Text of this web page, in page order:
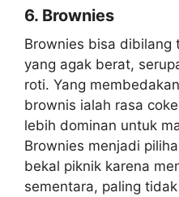
6. Brownies
Brownies bisa dibilang
yang agak berat,
roti. Yang
brownis ialah rasa
lebih dominan untuk
Brownies menjadi
bekal piknik karena
sementara, paling